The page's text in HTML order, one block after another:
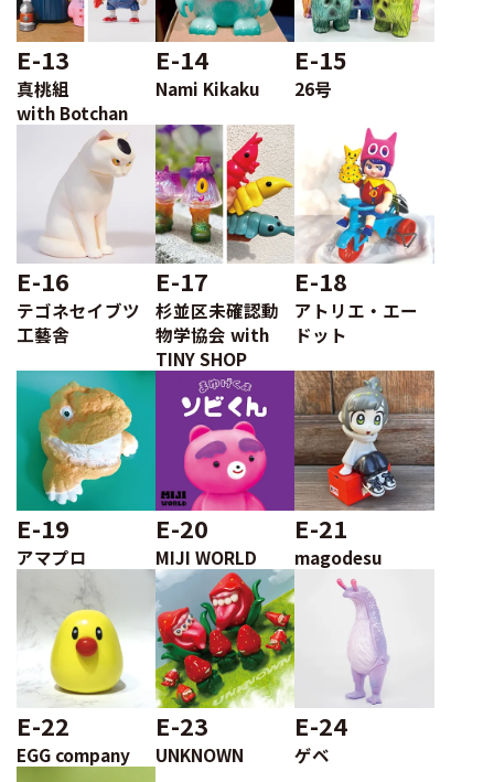
E-13
真桃組
with Botchan
E-14
Nami Kikaku
E-15
26号
E-16
テゴネセイブツ
工藝舎
E-17
杉並区未確認動
物学協会 with
TINY SHOP
E-18
アトリエ・エー
ドット
E-19
アマプロ
E-20
MIJI WORLD
E-21
magodesu
E-22
EGG company
E-23
UNKNOWN
E-24
ゲベ